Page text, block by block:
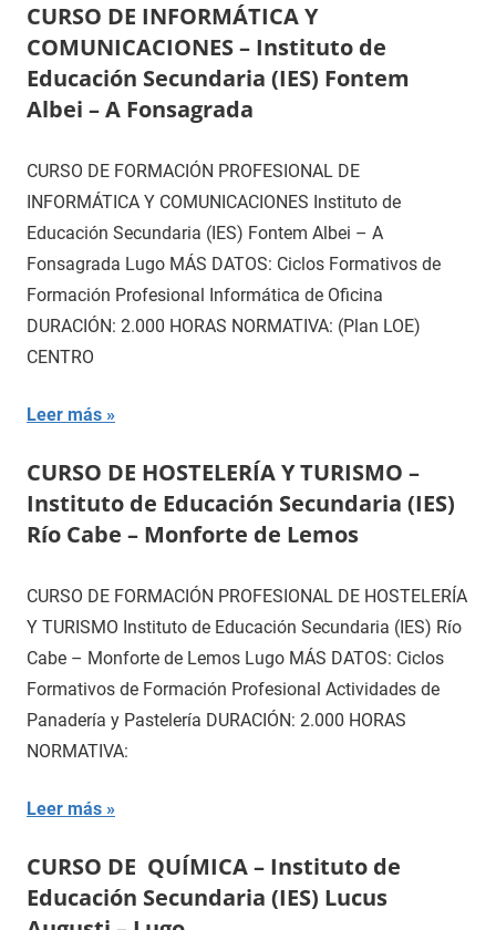
CURSO DE INFORMÁTICA Y
COMUNICACIONES – Instituto de
Educación Secundaria (IES) Fontem
Albei – A Fonsagrada
CURSO DE FORMACIÓN PROFESIONAL DE
INFORMÁTICA Y COMUNICACIONES Instituto de
Educación Secundaria (IES) Fontem Albei – A
Fonsagrada Lugo MÁS DATOS: Ciclos Formativos de
Formación Profesional Informática de Oficina
DURACIÓN: 2.000 HORAS NORMATIVA: (Plan LOE)
CENTRO
Leer más
CURSO DE HOSTELERÍA Y TURISMO –
Instituto de Educación Secundaria (IES)
Río Cabe – Monforte de Lemos
CURSO DE FORMACIÓN PROFESIONAL DE HOSTELERÍA
Y TURISMO Instituto de Educación Secundaria (IES) Río
Cabe – Monforte de Lemos Lugo MÁS DATOS: Ciclos
Formativos de Formación Profesional Actividades de
Panadería y Pastelería DURACIÓN: 2.000 HORAS
NORMATIVA:
Leer más
CURSO DE QUÍMICA – Instituto de
Educación Secundaria (IES) Lucus